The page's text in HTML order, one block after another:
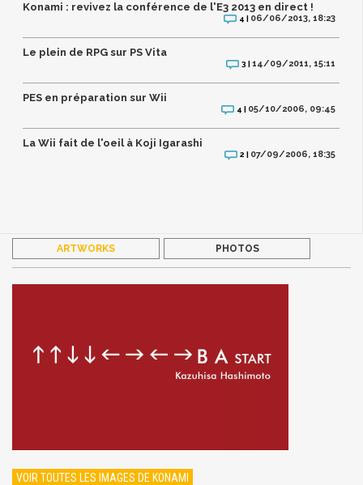
Konami : revivez la conférence de l'E3 2013 en direct !
4 | 06/06/2013, 18:23
Le plein de RPG sur PS Vita
3 |14/09/2011, 15:11
PES en préparation sur Wii
4 | 05/10/2006, 09:45
La Wii fait de l'oeil à Koji Igarashi
2 | 07/09/2006, 18:35
ARTWORKS PHOTOS
VOIR TOUTES LES IMAGES DE KONAMI